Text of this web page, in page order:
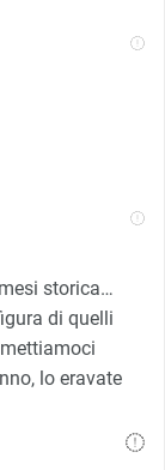
storica…
di quelli
lo eravate